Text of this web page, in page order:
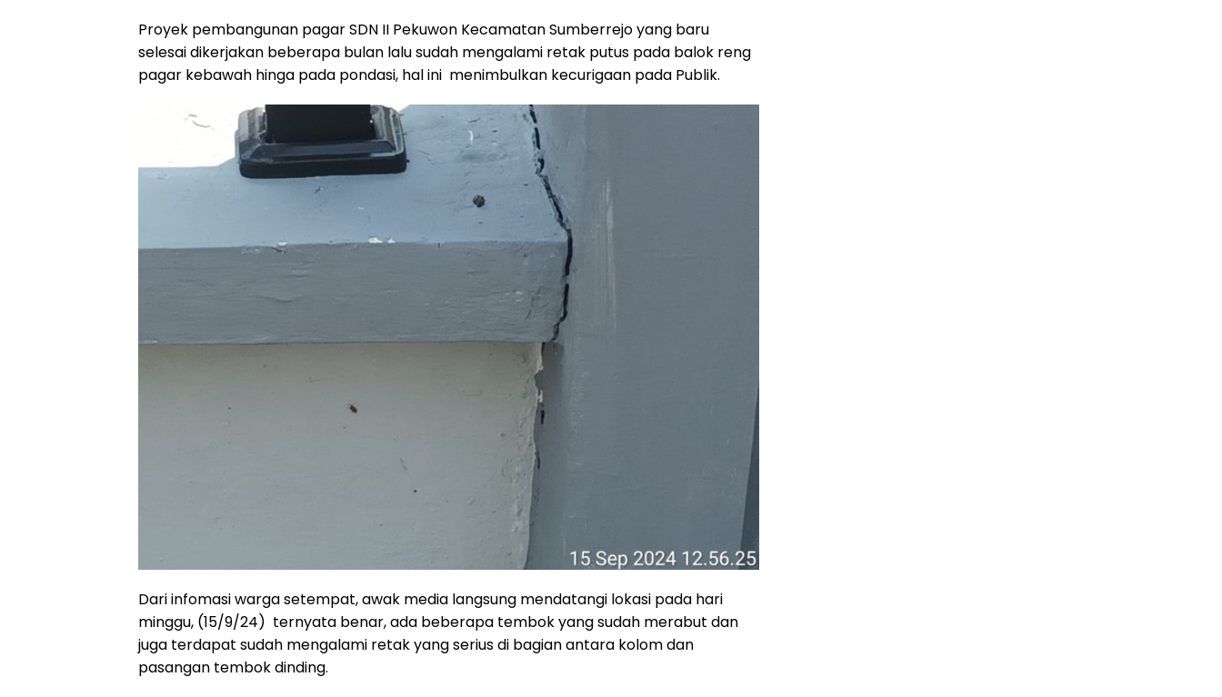
Proyek pembangunan pagar SDN II Pekuwon Kecamatan Sumberrejo yang baru
selesai dikerjakan beberapa bulan lalu sudah mengalami retak putus pada balok reng
pagar kebawah hinga pada pondasi, hal ini menimbulkan kecurigaan pada Publik.
Dari infomasi warga setempat, awak media langsung mendatangi lokasi pada hari
minggu, (15/9/24) ternyata benar, ada beberapa tembok yang sudah merabut dan
juga terdapat sudah mengalami retak yang serius di bagian antara kolom dan
pasangan tembok dinding.